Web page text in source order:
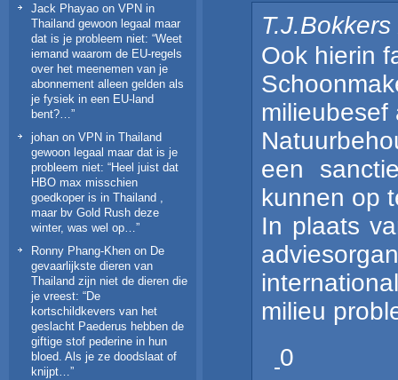
Jack Phayao on VPN in
Thailand gewoon legaal maar
dat is je probleem niet: “Weet
iemand waarom de EU-regels
over het meenemen van je
abonnement alleen gelden als
je fysiek in een EU-land
bent?… ”
johan on VPN in Thailand
gewoon legaal maar dat is je
probleem niet: “Heel juist dat
HBO max misschien
goedkoper is in Thailand ,
maar bv Gold Rush deze
winter, was wel op…”
Ronny Phang-Khen on De
gevaarlijkste dieren van
Thailand zijn niet de dieren die
je vreest: “De
kortschildkevers van het
geslacht Paederus hebben de
giftige stof pederine in hun
bloed. Als je ze doodslaat of
knijpt…”
T.J.Bokkers
Ook hierin
milieubesef
een
kunnen op
In plaats
milieu
0